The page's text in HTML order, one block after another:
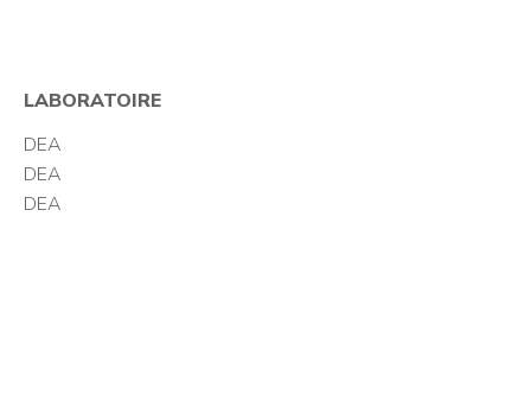
LABORATOIRE
DEA
DEA
DEA